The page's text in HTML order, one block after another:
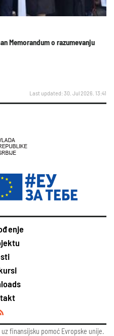
Memorandum o razumevanju
Last updated: 30. Jul 2026. 13:41
finansijsku pomoć Evropske unije.